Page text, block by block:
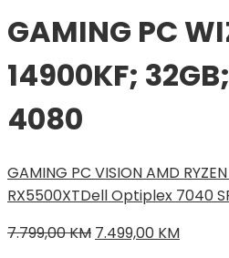
GAMING PC
14900KF;
4080
GAMING PC VISION AMD
RX5500XTDell Optiplex 7040
7.799,00KM Izvorna
7.499,00 KM